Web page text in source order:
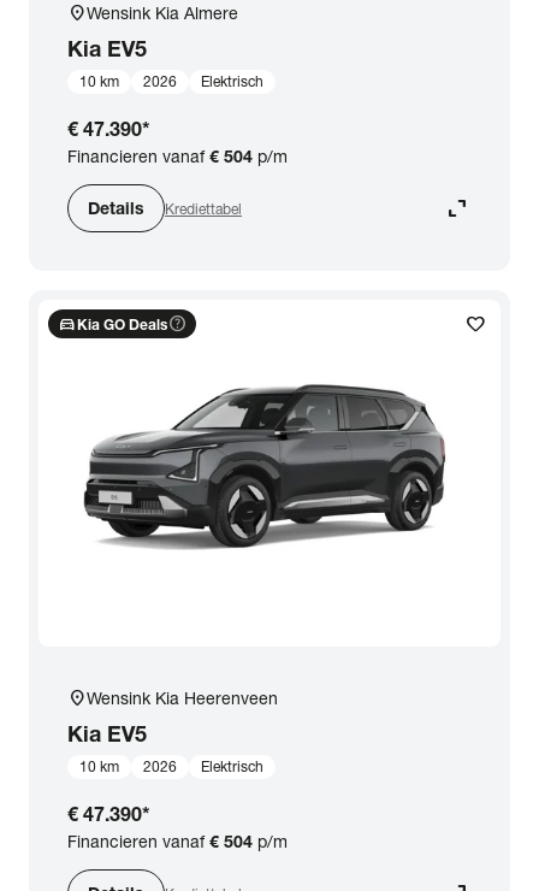
location_onWensink Kia Almere
Kia EV5
10 km 2026 Elektrisch
€ 47.390*
Financieren vanaf€ 504 p/m
Details Krediettabel expand_content
favorite
directions_carKia GO Dealshelp_outline
location_onWensink Kia Heerenveen
Kia EV5
10 km 2026 Elektrisch
€ 47.390*
Financieren vanaf€ 504 p/m